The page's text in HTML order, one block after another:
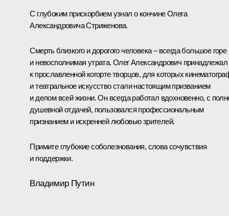
С глубоким прискорбием узнал о кончине Олега
Александровича Стриженова.
Смерть близкого и дорогого человека – всегда большое горе
и невосполнимая утрата. Олег Александрович принадлежал
к прославленной когорте творцов, для которых
и театральное искусство стали настоящим призванием
и делом всей жизни. Он всегда работал вдохновенно, с
душевной отдачей, пользовался профессиональным
признанием и искренней любовью зрителей.
Примите глубокие соболезнования, слова сочувствия
и поддержки.
Владимир Путин